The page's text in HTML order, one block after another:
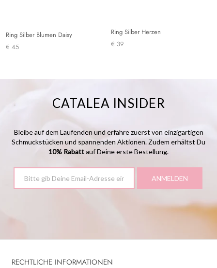
Ring Silber Blumen Daisy
€ 45
Ring Silber Herzen
€ 39
CATALEA INSIDER
Bleibe auf dem Laufenden und erfahre zuerst von einzigartigen
Schmuckstücken und spannenden Aktionen. Zudem erhältst Du
10% Rabattauf Deine erste Bestellung.
RECHTLICHE INFORMATIONEN